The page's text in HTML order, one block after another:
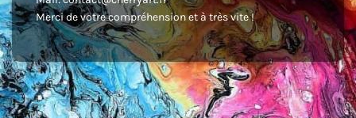
Merci de votre compréhension et à très vite !